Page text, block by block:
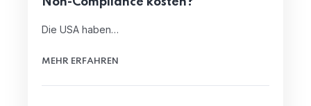
Die USA haben…
MEHR ERFAHREN